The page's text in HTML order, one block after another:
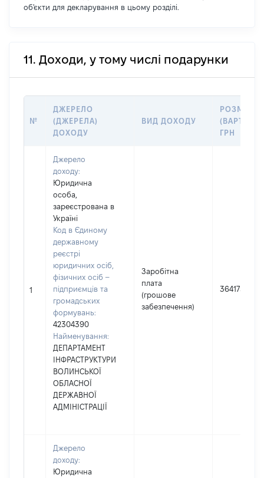
об'єкти для декларування в цьому розділі.
11. Доходи, у тому числі подарунки
№
ДЖЕРЕЛО
(ДЖЕРЕЛА)
ДОХОДУ
ВИД ДОХОДУ
РОЗМІР
ГРН
1
Джерело
доходу:
Юридична
особа,
зареєстрована в
Україні
Код в Єдиному
державному
реєстрі
юридичних осіб,
фізичних осіб –
підприємців та
громадських
формувань:
42304390
Найменування:
ДЕПАРТАМЕНТ
ІНФРАСТРУКТУРИ
ВОЛИНСЬКОЇ
ОБЛАСНОЇ
ДЕРЖАВНОЇ
АДМІНІСТРАЦІЇ
Заробітна
плата
(грошове
забезпечення)
364173
Джерело
доходу:
Юридична